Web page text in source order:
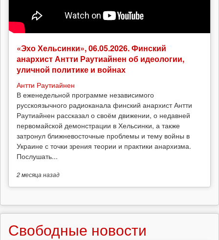
«Эхо Хельсинки», 06.05.2026. Финский
анархист Антти Раутиайнен об идеологии,
уличной политике и войнах
Антти Раутиайнен
В еженедельной программе независимого
русскоязычного радиоканала финский анархист Антти
Раутиайнен рассказал о своём движении, о недавней
первомайской демонстрации в Хельсинки, а также
затронул ближневосточные проблемы и тему войны в
Украине с точки зрения теории и практики анархизма.
Послушать...
2 месяца назад
Свободные новости